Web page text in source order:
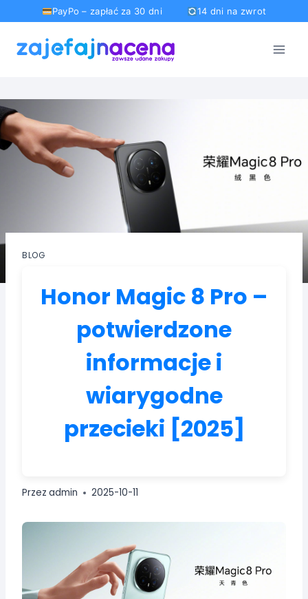
PayPo – zapłać za 30 dni 14 dni na zwrot
BLOG
Honor Magic 8 Pro –
potwierdzone
informacje i
wiarygodne
przecieki [2025]
Przez admin 2025-10-11